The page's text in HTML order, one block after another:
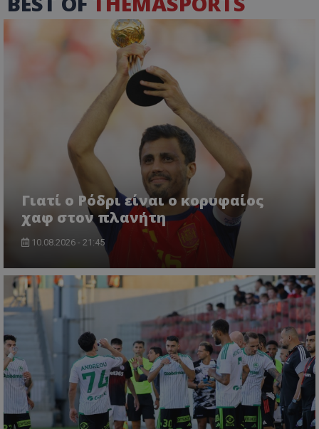
Γιατί ο Ρόδρι είναι ο κορυφαίος
χαφ στον πλανήτη
10.08.2026 - 21:45